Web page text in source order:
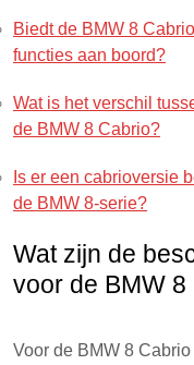
Biedt de BMW 8
functies aan boord?
Wat is het verschil
de BMW 8 Cabrio?
Is er een cabrioversie
de BMW 8-serie?
Wat zijn de
voor de BMW 8
Voor de BMW 8